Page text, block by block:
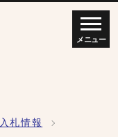
メニュー
入札情報